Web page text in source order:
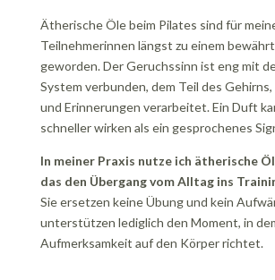
Ätherische Öle beim Pilates sind für
Teilnehmerinnen längst zu einem
geworden. Der Geruchssinn ist eng mit
System verbunden, dem Teil des
und Erinnerungen verarbeitet. Ein Duft
schneller wirken als ein gesprochenes
In meiner Praxis nutze ich ätherische
das den Übergang vom Alltag ins
Sie ersetzen keine Übung und kein
unterstützen lediglich den Moment, in
Aufmerksamkeit auf den Körper richtet.